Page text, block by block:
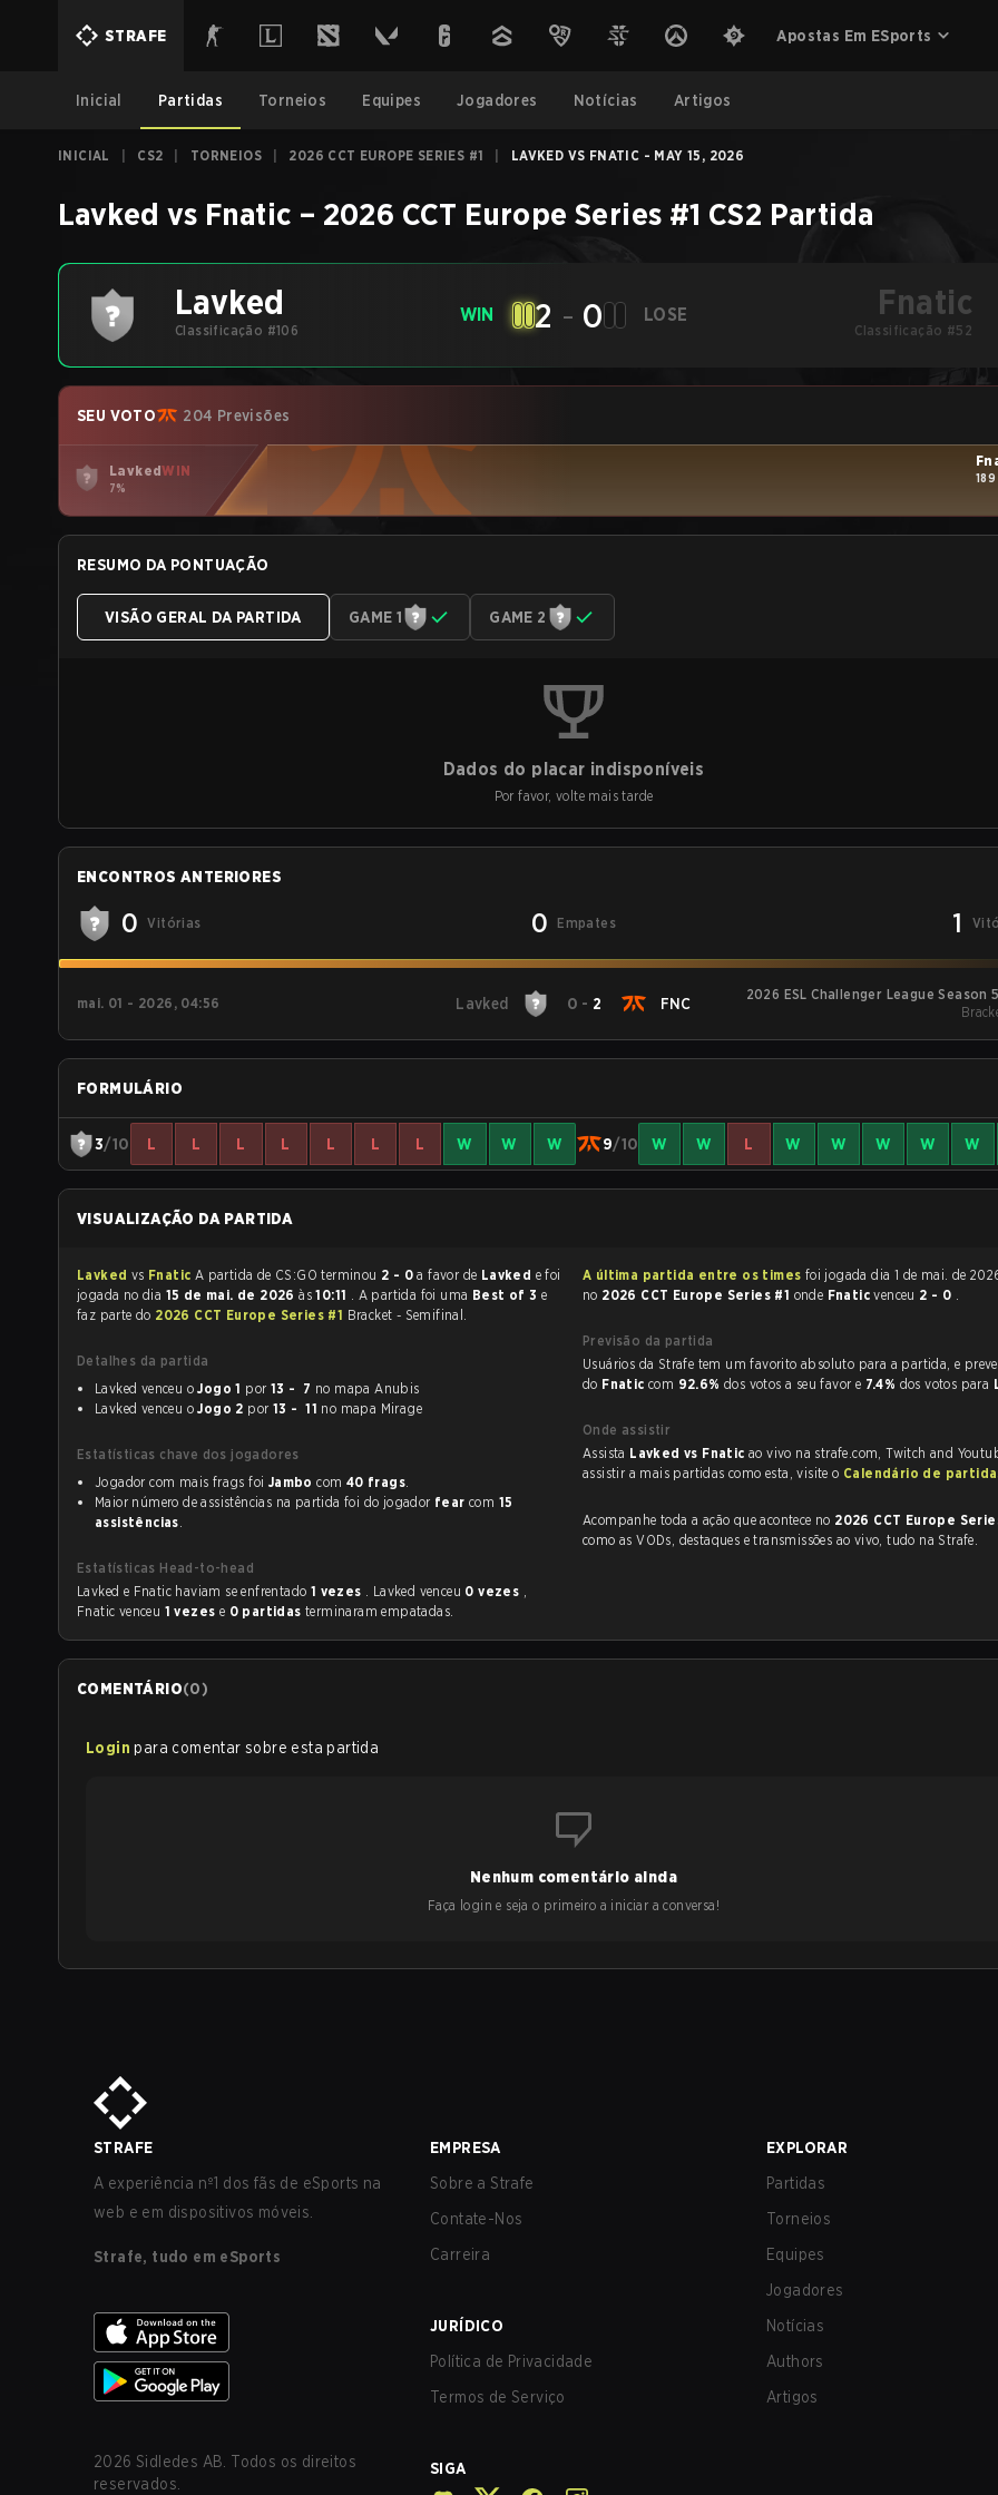
STRAFE Apostas Em ESports
Inicial Partidas Torneios Equipes Jogadores Notícias Artigos
INICIAL CS2 TORNEIOS 2026 CCT EUROPE SERIES #1 LAVKED VS FNATIC - MAY 15, 2026
Lavked vs Fnatic – 2026 CCT Europe Series #1 CS2 Partida
Lavked
Classificação #106
WIN 2 - 0 LOSE Fnatic
Classificação #52
SEU VOTO 204 Previsões
LavkedWIN
7%
RESUMO DA PONTUAÇÃO
VISÃO GERAL DA PARTIDA GAME 1 GAME 2
Dados do placar indisponíveis
Por favor, volte mais tarde
ENCONTROS ANTERIORES
0 Vitórias 0 Empates 1
mai. 01 - 2026, 04:56 Lavked 0 - 2 FNC
2026 ESL Challenger League Season
FORMULÁRIO
3/10 L L L L L L L W W W 9/10 W W L W W W W W
VISUALIZAÇÃO DA PARTIDA
Lavked vs Fnatic A partida de CS:GO terminou 2 - 0 a favor de Lavked e foi
jogada no dia 15 de mai. de 2026às10:11 . A partida foi uma Best of 3 e
faz parte do 2026 CCT Europe Series #1 Bracket - Semifinal.
Detalhes da partida
Lavked venceu oJogo 1 por 13 - 7 no mapa Anubis
Lavked venceu oJogo 2 por 13 - 11 no mapa Mirage
Estatísticas chave dos jogadores
Jogador com mais frags foi Jambo com 40 frags.
Maior número de assistências na partida foi do jogador fear com 15
assistências.
Estatísticas Head-to-head
Lavked e Fnatic haviam se enfrentado 1 vezes . Lavked venceu 0 vezes ,
Fnatic venceu 1 vezes e 0 partidas terminaram empatadas.
A última partida entre os times
no 2026 CCT Europe Series #1 onde Fnaticvenceu 2 - 0 .
Previsão da partida
Usuários da Strafe tem um favorito absoluto para a partida, e preveem a vitória
do Fnatic com 92.6% dos votos a seu favor e 7.4% dos votos para
Onde assistir
Assista Lavked vs Fnatic ao vivo na strafe.com, Twitch and
assistir a mais partidas como esta, visite o Calendário de
Acompanhe toda a ação que acontece no 2026 CCT Europe
como as VODs, destaques e transmissões ao vivo, tudo na Strafe.
COMENTÁRIO(0)
Login para comentar sobre esta partida
Nenhum comentário ainda
Faça login e seja o primeiro a iniciar a conversa!
STRAFE
A experiência nº1 dos fãs de eSports na
web e em dispositivos móveis.
Strafe, tudo em eSports
2026 Sidledes AB. Todos os direitos
reservados.
EMPRESA
Sobre a Strafe
Contate-Nos
Carreira
JURÍDICO
Política de Privacidade
Termos de Serviço
SIGA
EXPLORAR
Partidas
Torneios
Equipes
Jogadores
Notícias
Authors
Artigos